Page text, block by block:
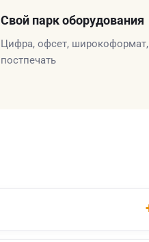
Свой парк оборудования
Цифра, офсет, широкоформат,
постпечать